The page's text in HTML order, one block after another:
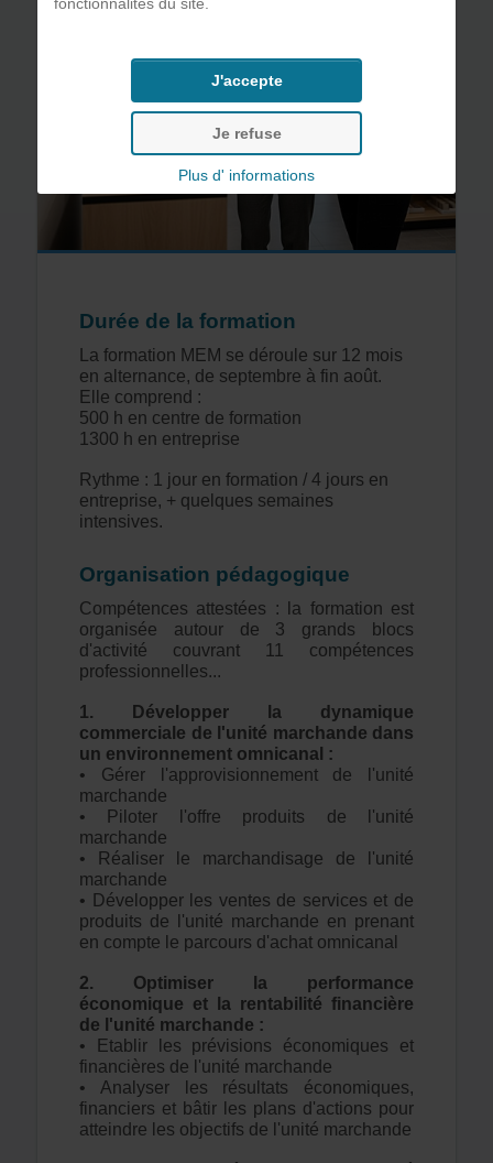
Durée de la formation
La formation MEM se déroule sur 12 mois
en alternance, de septembre à fin août.
Elle comprend :
500 h en centre de formation
1300 h en entreprise
Rythme : 1 jour en formation / 4 jours en
entreprise, + quelques semaines
intensives.
Organisation pédagogique
Compétences attestées : la formation est
organisée autour de 3 grands blocs
d'activité couvrant 11 compétences
professionnelles...
1. Développer la dynamique
commerciale de l'unité marchande dans
un environnement omnicanal :
• Gérer l'approvisionnement de l'unité
marchande
• Piloter l'offre produits de l'unité
marchande
• Réaliser le marchandisage de l'unité
marchande
• Développer les ventes de services et de
produits de l'unité marchande en prenant
en compte le parcours d'achat omnicanal
2. Optimiser la performance
économique et la rentabilité financière
de l'unité marchande :
• Etablir les prévisions économiques et
financières de l'unité marchande
• Analyser les résultats économiques,
financiers et bâtir les plans d'actions pour
atteindre les objectifs de l'unité marchande
J'accepte
Je refuse
Plus d' informations